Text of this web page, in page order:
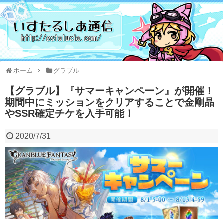
ホーム グラブル
【グラブル】『サマーキャンペーン』が開催！
期間中にミッションをクリアすることで金剛晶
やSSR確定チケを入手可能！
2020/7/31